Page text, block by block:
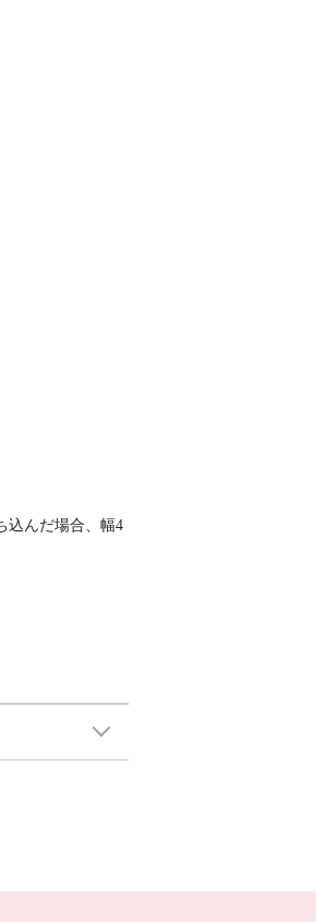
込んだ場合、幅4